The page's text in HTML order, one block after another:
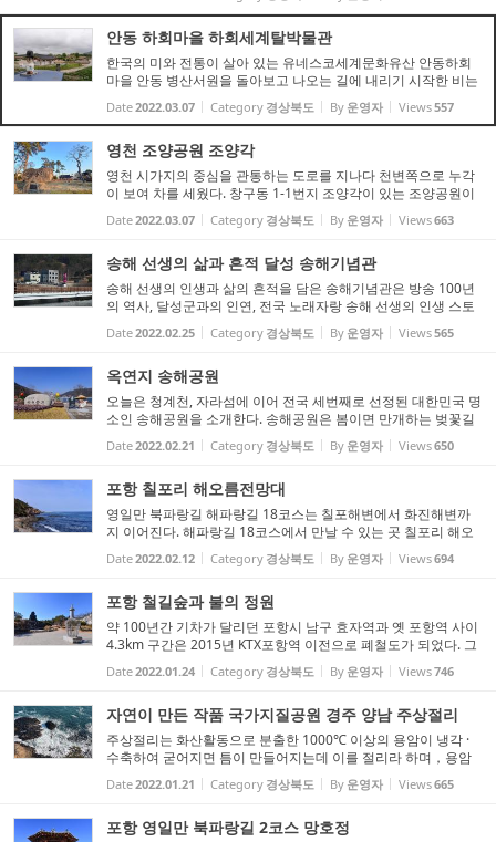
양...
안동 하회마을 하회세계탈박물관
한국의 미와 전통이 살아 있는 유네스코세계문화유산 안동하회
마을 안동 병산서원을 돌아보고 나오는 길에 내리기 시작한 비는
계속이고 시간도 4시가 되어가지만 한국의 미와전통이 살아있는
유네스코 세계문화유산으로 등재된 안동 하회마을로 향했다. 주
Date2022.03.07 Category 경상북도 By 운영자 Views557
영천 조양공원 조양각
영천 시가지의 중심을 관통하는 도로를 지나다 천변쪽으로 누각
이 보여 차를 세웠다. 창구동 1-1번지 조양각이 있는 조양공원이
다. 영천시는 조양각 일대를 조양공원으로 조성했는데 조양공원
에는 왕평 이응호의 황성옛터 노래비, 한국 여성 최초로 조선일보
Date2022.03.07 Category 경상북도 By 운영자 Views663
송해 선생의 삶과 흔적 달성 송해기념관
송해 선생의 인생과 삶의 흔적을 담은 송해기념관은 방송 100년
의 역사, 달성군과의 인연, 전국 노래자랑 송해 선생의 인생 스토
리를 만나 볼 수 있다. 2일 달성군과 군시설관리공단에 따르면 옥
포읍 기세리에 위치한 송해 기념관은 지난해 12월 2일 개관한
Date2022.02.25 Category 경상북도 By 운영자 Views565
옥연지 송해공원
오늘은 청계천, 자라섬에 이어 전국 세번째로 선정된 대한민국 명
소인 송해공원을 소개한다. 송해공원은 봄이면 만개하는 벚꽃길
로 유면한 달성군 옥포읍 기세리 옥연지 일대의 수변공원으로 ,
영남권의 새로은 관광명소로 자리매김하고 있다. 달성군은 유명
Date2022.02.21 Category 경상북도 By 운영자 Views650
포항 칠포리 해오름전망대
영일만 북파랑길 해파랑길 18코스는 칠포해변에서 화진해변까
지 이어진다. 해파랑길 18코스에서 만날 수 있는 곳 칠포리 해오
름전망대를 소개한다. 천혜의 해안 절경과 바닷바람이 맞아주는
흥해읍 칠포1리와 오도1리 간 해안도보길인 ‘동해안 연안녹색
Date2022.02.12 Category 경상북도 By 운영자 Views694
포항 철길숲과 불의 정원
약 100년간 기차가 달리던 포항시 남구 효자역과 옛 포항역 사이
4.3km 구간은 2015년 KTX포항역 이전으로 폐철도가 되었다. 그
러나 이 포항 도심의 폐철도부지는 2018년 숲길로 탈바꿈해 시민
의 품으로 돌아왔다. 포항 철길숲(Forail)은 미래지향적인 도시
Date2022.01.24 Category 경상북도 By 운영자 Views746
자연이 만든 작품 국가지질공원 경주 양남 주상절리
주상절리는 화산활동으로 분출한 1000℃ 이상의 용암이 냉각 ·
수축하여 굳어지면 틈이 만들어지는데 이를 절리라 하며，용암
은 굳을 때 표면부터 다각형의 균열이 깊은 곳으로 식이가며 커다
란 기둥 모양(주상절리)이 형성되는데 이때，용암이 식는 속도와
Date2022.01.21 Category 경상북도 By 운영자 Views665
포항 영일만 북파랑길 2코스 망호정